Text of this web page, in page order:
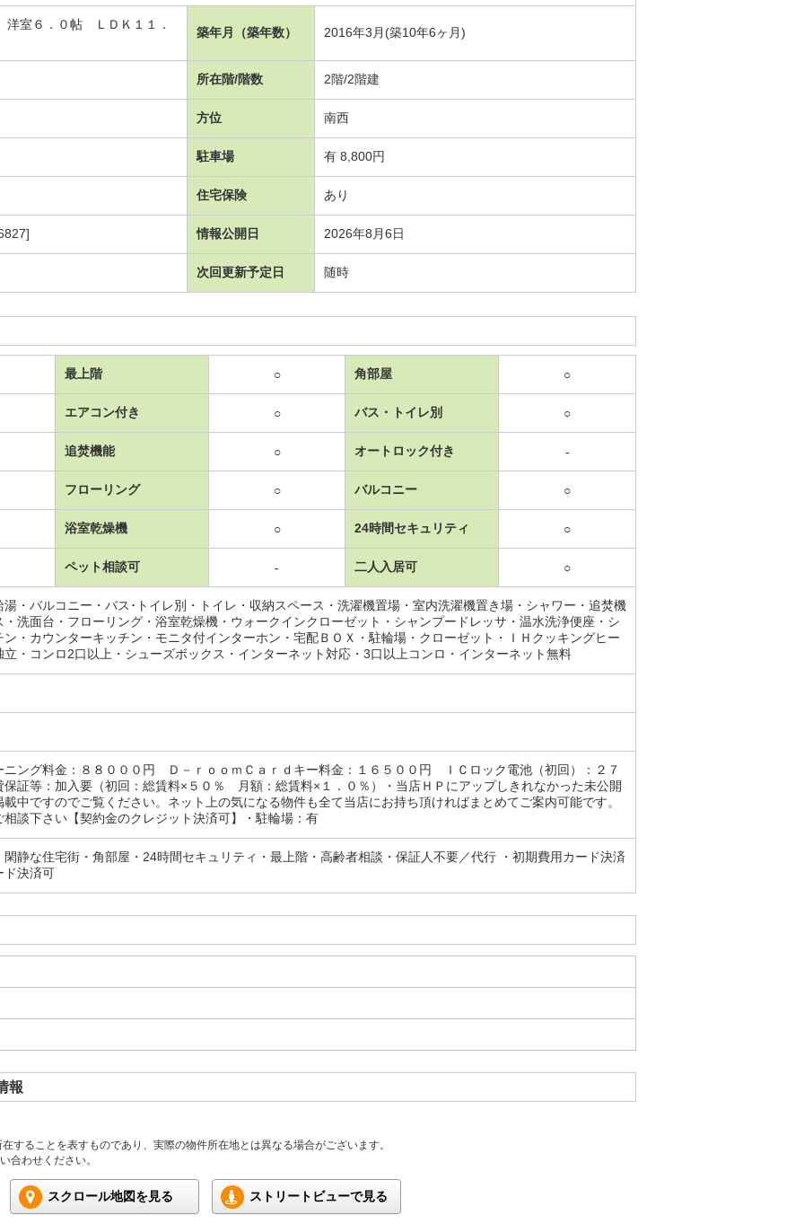
室６．０帖 ＬＤＫ１１．
築年月（築年数） 2016年3月(築10年6ヶ月)
所在階/階数 2階/2階建
方位 南西
駐車場 有 8,800円
住宅保険 あり
情報公開日 2026年8月6日
次回更新予定日 随時
最上階 ○ 角部屋 ○
エアコン付き ○ バス・トイレ別 ○
追焚機能 ○ オートロック付き -
フローリング ○ バルコニー ○
浴室乾燥機 ○ 24時間セキュリティ ○
ペット相談可 - 二人入居可 ○
湯・バルコニー・バス･トイレ別・トイレ・収納スペース・洗濯機置場・室内洗濯機置き場・シャワー・追焚機
・洗面台・フローリング・浴室乾燥機・ウォークインクローゼット・シャンプードレッサ・温水洗浄便座・シ
ン・カウンターキッチン・モニタ付インターホン・宅配ＢＯＸ・駐輪場・クローゼット・ＩＨクッキングヒー
立・コンロ2口以上・シューズボックス・インターネット対応・3口以上コンロ・インターネット無料
ニング料金：８８０００円 Ｄ－ｒｏｏｍＣａｒｄキー料金：１６５００円 ＩＣロック電池（初回）：２７
保証等：加入要（初回：総賃料×５０％ 月額：総賃料×１．０％）・当店ＨＰにアップしきれなかった未公開
中ですのでご覧ください。ネット上の気になる物件も全て当店にお持ち頂ければまとめてご案内可能です。
相談下さい【契約金のクレジット決済可】・駐輪場：有
閑静な住宅街・角部屋・24時間セキュリティ・最上階・高齢者相談・保証人不要／代行 ・初期費用カード決済
ド決済可
報
することを表すものであり、実際の物件所在地とは異なる場合がございます。
合わせください。
スクロール地図を見る ストリートビューで見る